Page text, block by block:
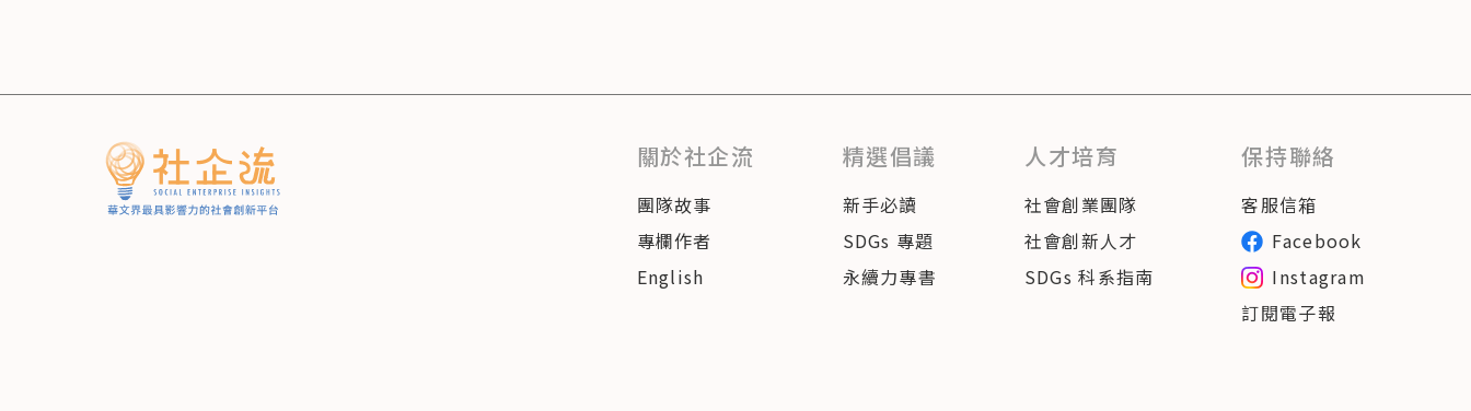
關於社企流
團隊故事
專欄作者
English
精選倡議
新手必讀
SDGs 專題
永續力專書
人才培育
社會創業團隊
社會創新人才
SDGs 科系指南
保持聯絡
客服信箱
Facebook
Instagram
訂閱電子報